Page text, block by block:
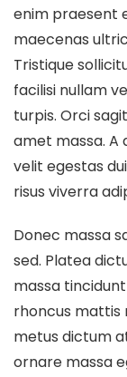
enim praesent
maecenas
Tristique
facilisi nullam
turpis. Orci
amet massa. A
velit egestas
risus viverra
Donec massa
sed. Platea
massa
rhoncus mattis
metus dictum
ornare massa